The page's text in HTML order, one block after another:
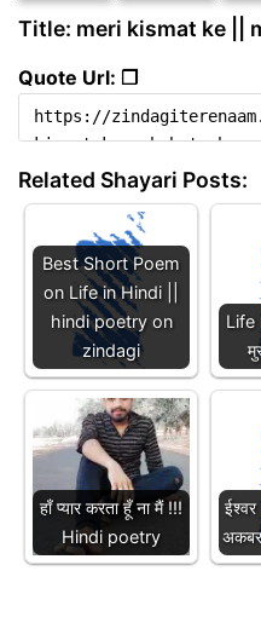
Title: meri kismat ke ||
Quote Url: ❐
Related Shayari Posts:
Best Short Poem
on Life in Hindi ||
hindi poetry on
zindagi
Life
हाँ प्यार करता हूँ ना मैं !!!
Hindi poetry
ईश्वर